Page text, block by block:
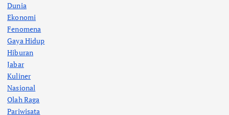
Dunia
Ekonomi
Fenomena
Gaya Hidup
Hiburan
Jabar
Kuliner
Nasional
Olah Raga
Pariwisata